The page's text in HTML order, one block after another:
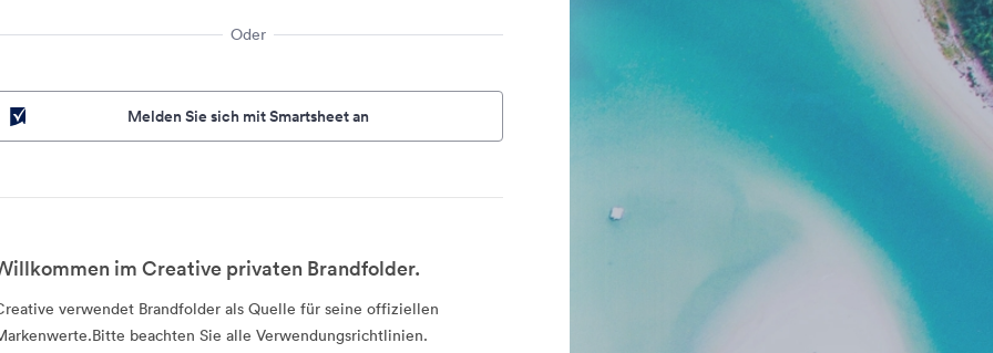
Oder
Melden Sie sich mit Smartsheet an
im Creative privaten Brandfolder.
verwendet Brandfolder als Quelle für seine offiziellen
beachten Sie alle Verwendungsrichtlinien.